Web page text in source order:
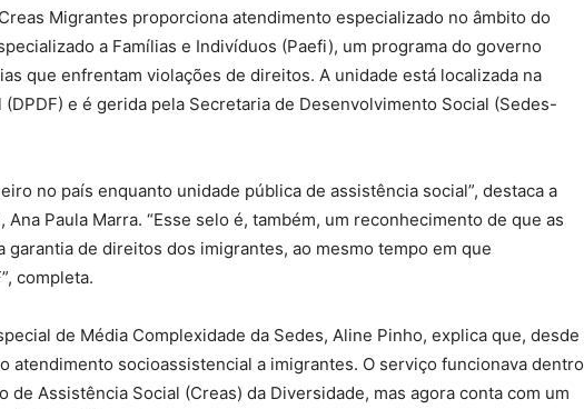
Migrantes proporciona atendimento especializado no âmbito do
a Famílias e Indivíduos (Paefi), um programa do governo
que enfrentam violações de direitos. A unidade está localizada na
e é gerida pela Secretaria de Desenvolvimento Social (Sedes-
no país enquanto unidade pública de assistência social”, destaca a
Paula Marra. “Esse selo é, também, um reconhecimento de que as
garantia de direitos dos imigrantes, ao mesmo tempo em que
completa.
de Média Complexidade da Sedes, Aline Pinho, explica que, desde
atendimento socioassistencial a imigrantes. O serviço funcionava dentro
de Assistência Social (Creas) da Diversidade, mas agora conta com um